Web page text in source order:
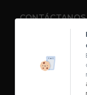
CONTÁCTANOS
Carta de